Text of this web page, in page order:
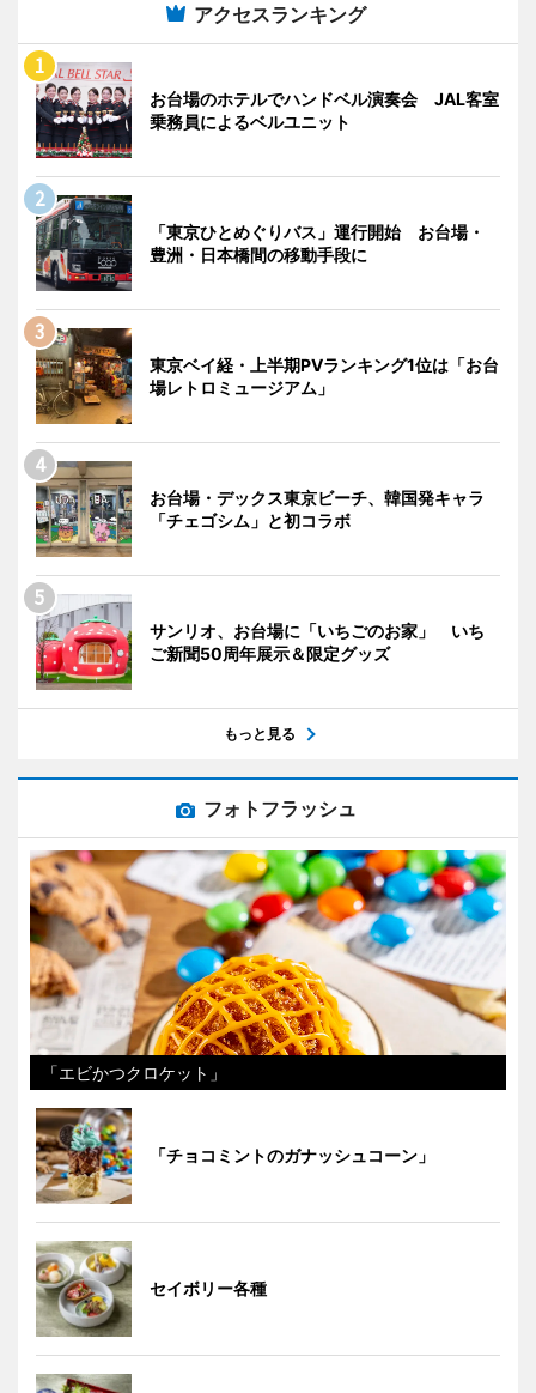
アクセスランキング
お台場のホテルでハンドベル演奏会 JAL客室
乗務員によるベルユニット
「東京ひとめぐりバス」運行開始 お台場・
豊洲・日本橋間の移動手段に
東京ベイ経・上半期PVランキング1位は「お台
場レトロミュージアム」
お台場・デックス東京ビーチ、韓国発キャラ
「チェゴシム」と初コラボ
サンリオ、お台場に「いちごのお家」 いち
ご新聞50周年展示＆限定グッズ
もっと見る
フォトフラッシュ
「エビかつクロケット」
「チョコミントのガナッシュコーン」
セイボリー各種